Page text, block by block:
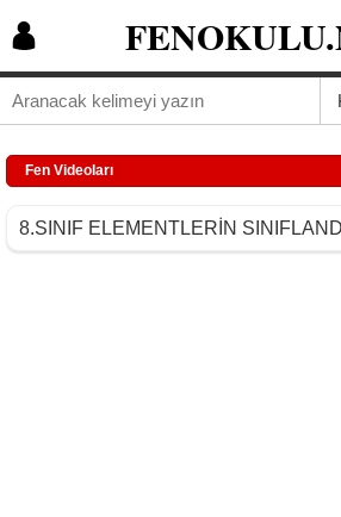
Fen Videoları
8.SINIF ELEMENTLERİN